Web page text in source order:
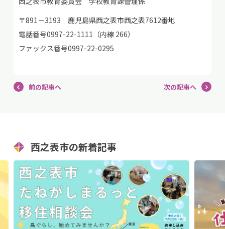
〒891－3193 鹿児島県西之表市西之表7612番地
電話番号0997-22-1111（内線 266）
ファックス番号0997-22-0295
前の記事へ 次の記事へ
西之表市の新着記事